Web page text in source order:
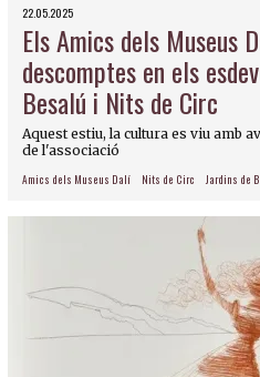
22.05.2025
Els Amics dels Museus
descomptes en els
Besalú i Nits de Circ
Aquest estiu, la cultura es viu amb
de l'associació
Amics dels Museus Dalí Nits de Circ Jardins de